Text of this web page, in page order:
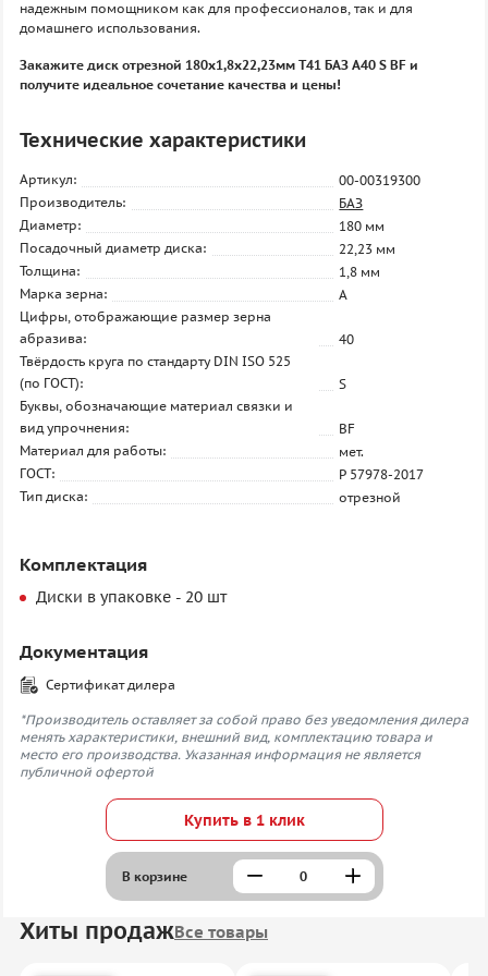
надежным помощником как для профессионалов, так и для
домашнего использования.
Закажите диск отрезной 180х1,8х22,23мм Т41 БАЗ A40 S BF и
получите идеальное сочетание качества и цены!
Технические характеристики
Артикул:
00-00319300
Производитель:
БАЗ
Диаметр:
180 мм
Посадочный диаметр диска:
22,23 мм
Толщина:
1,8 мм
Марка зерна:
A
Цифры, отображающие размер зерна
абразива:
40
Твёрдость круга по стандарту DIN ISO 525
(по ГОСТ):
S
Буквы, обозначающие материал связки и
вид упрочнения:
BF
Материал для работы:
мет.
ГОСТ:
Р 57978-2017
Тип диска:
отрезной
Комплектация
Диски в упаковке - 20 шт
Документация
Сертификат дилера
*Производитель оставляет за собой право без уведомления дилера
менять характеристики, внешний вид, комплектацию товара и
место его производства. Указанная информация не является
публичной офертой
Купить в 1 клик
В корзине
Хиты продажВсе товары